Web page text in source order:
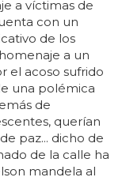
a víctimas de
con un
de los
a un
el acoso sufrido
una polémica
de
querían
paz... dicho de
de la calle ha
mandela al